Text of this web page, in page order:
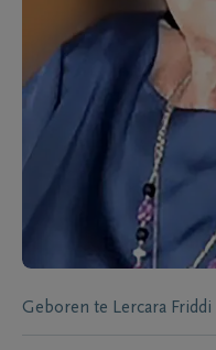
Geboren te Lercara Friddi